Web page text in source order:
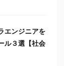
エンジニアを
ル３選【社会